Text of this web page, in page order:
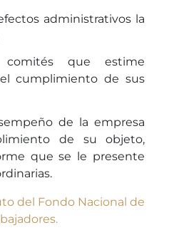
administrativos la
comités que estime
el cumplimiento de sus
de la empresa
de su objeto,
que se le presente
del Fondo Nacional de